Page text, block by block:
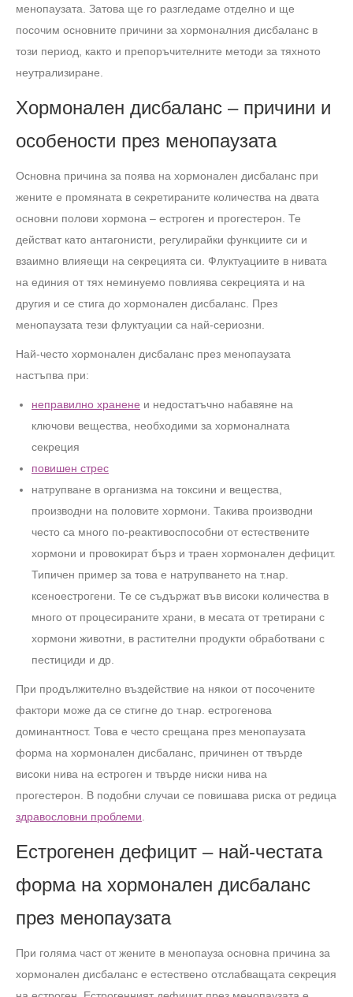
менопаузата. Затова ще го разгледаме отделно и ще
посочим основните причини за хормоналния дисбаланс в
този период, както и препоръчителните методи за тяхното
неутрализиране.
Хормонален дисбаланс – причини и
особености през менопаузата
Основна причина за поява на хормонален дисбаланс при
жените е промяната в секретираните количества на двата
основни полови хормона – естроген и прогестерон. Те
действат като антагонисти, регулирайки функциите си и
взаимно влияещи на секрецията си. Флуктуациите в нивата
на единия от тях неминуемо повлиява секрецията и на
другия и се стига до хормонален дисбаланс. През
менопаузата тези флуктуации са най-сериозни.
Най-често хормонален дисбаланс през менопаузата
настъпва при:
неправилно хранене и недостатъчно набавяне на
ключови вещества, необходими за хормоналната
секреция
повишен стрес
натрупване в организма на токсини и вещества,
производни на половите хормони. Такива производни
често са много по-реактивоспособни от естествените
хормони и провокират бърз и траен хормонален дефицит.
Типичен пример за това е натрупването на т.нар.
ксеноестрогени. Те се съдържат във високи количества в
много от процесираните храни, в месата от третирани с
хормони животни, в растителни продукти обработвани с
пестициди и др.
При продължително въздействие на някои от посочените
фактори може да се стигне до т.нар. естрогенова
доминантност. Това е често срещана през менопаузата
форма на хормонален дисбаланс, причинен от твърде
високи нива на естроген и твърде ниски нива на
прогестерон. В подобни случаи се повишава риска от редица
здравословни проблеми.
Естрогенен дефицит – най-честата
форма на хормонален дисбаланс
през менопаузата
При голяма част от жените в менопауза основна причина за
хормонален дисбаланс е естествено отслабващата секреция